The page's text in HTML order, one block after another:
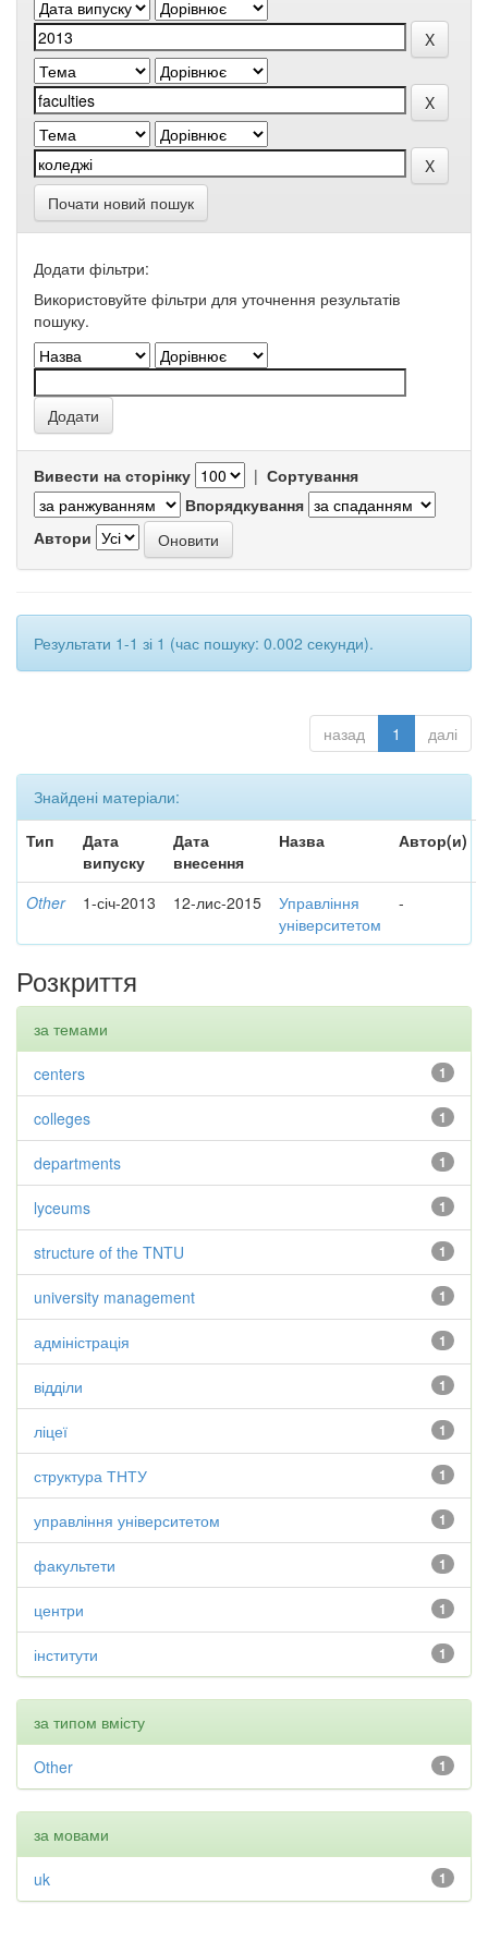
Почати новий пошук
Додати фільтри:
Використовуйте фільтри для уточнення результатів
пошуку.
Вивести на сторінку | Сортування
Впорядкування
Автори
Результати 1-1 зі 1 (час пошуку: 0.002 секунди).
назад 1 далі
Знайдені матеріали:
Тип
Дата
випуску
Дата
внесення
Назва Автор(и)
Other 1-січ-2013 12-лис-2015
Управління
університетом
-
Розкриття
за темами
1
centers
1
colleges
1
departments
1
lyceums
1
structure of the TNTU
1
university management
1
адміністрація
1
відділи
1
ліцеї
1
структура ТНТУ
1
управління університетом
1
факультети
1
центри
1
інститути
за типом вмісту
1
Other
за мовами
1
uk